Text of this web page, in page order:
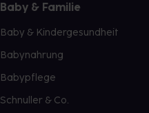
Baby & Familie
Baby & Kindergesundheit
Babynahrung
Babypflege
Schnuller & Co.